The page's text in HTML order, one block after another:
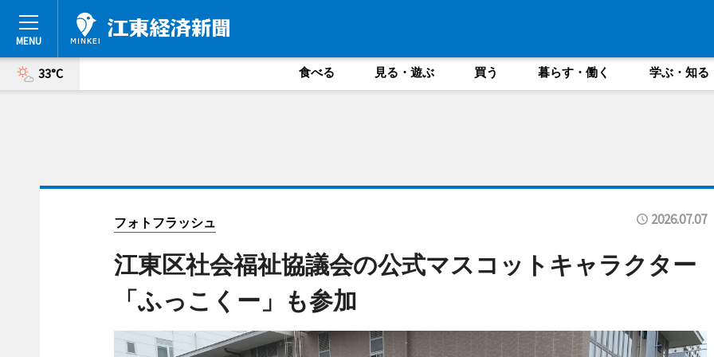
33°C 食べる 見る・遊ぶ 買う 暮らす・働く 学ぶ・知る
フォトフラッシュ 2026.07.07
江東区社会福祉協議会の公式マスコットキャラクター
「ふっこくー」も参加